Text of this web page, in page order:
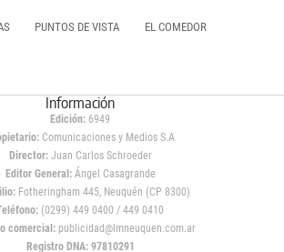
PUNTOS DE VISTA EL COMEDOR
Información
Edición: 6949
Comunicaciones y Medios S.A
Director: Juan Carlos Schroeder
Editor General:Ángel Casagrande
Fotheringham 445, Neuquén (CP 8300)
(0299) 449 0400 / 449 0410
comercial: publicidad@lmneuquen.com.ar
Registro DNA: 97810291